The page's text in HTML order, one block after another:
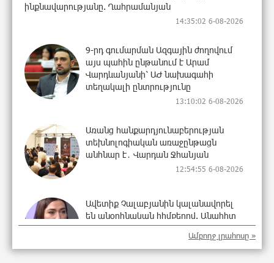
ինքնավարությանը. Ղահրամանյան
14:35:02 6-08-2026
9-րդ գումարման Ազգային ժողովում
այս պահին ընթանում է Արամ
Վարդևանյանի՝ ԱԺ նախագահի
տեղակալի ընտրությունը
13:10:02 6-08-2026
Առանց հանքարդյունաբերության
տեխնոլոգիական առաջընթացն
անհնար է․ Վարդան Ջհանյան
12:54:55 6-08-2026
Ավետիք Չալաբյանին կալանավորել
են անօրինական հիմքերով. Անահիտ
Ադամյան
12:44:35 6-08-2026
Ամբողջ լրահոսը »